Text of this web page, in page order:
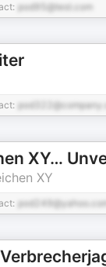
pod95@test.com
XY